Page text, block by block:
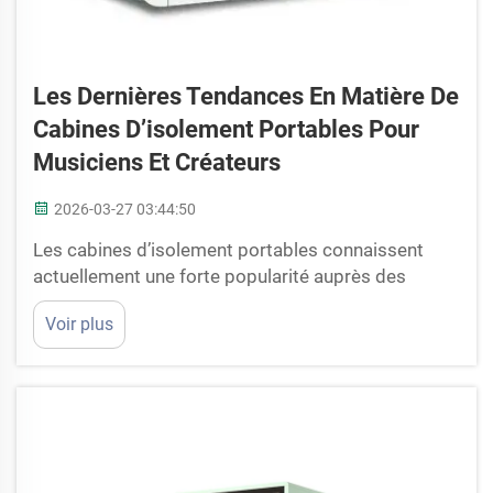
Les Dernières Tendances En Matière De
Cabines D’isolement Portables Pour
Musiciens Et Créateurs
2026-03-27 03:44:50
Les cabines d’isolement portables connaissent
actuellement une forte popularité auprès des
musiciens et des créateurs souhaitant améliorer la
qualité sonore de leurs productions. Ces petites
cabines sont faciles à déplacer et permettent
Voir plus